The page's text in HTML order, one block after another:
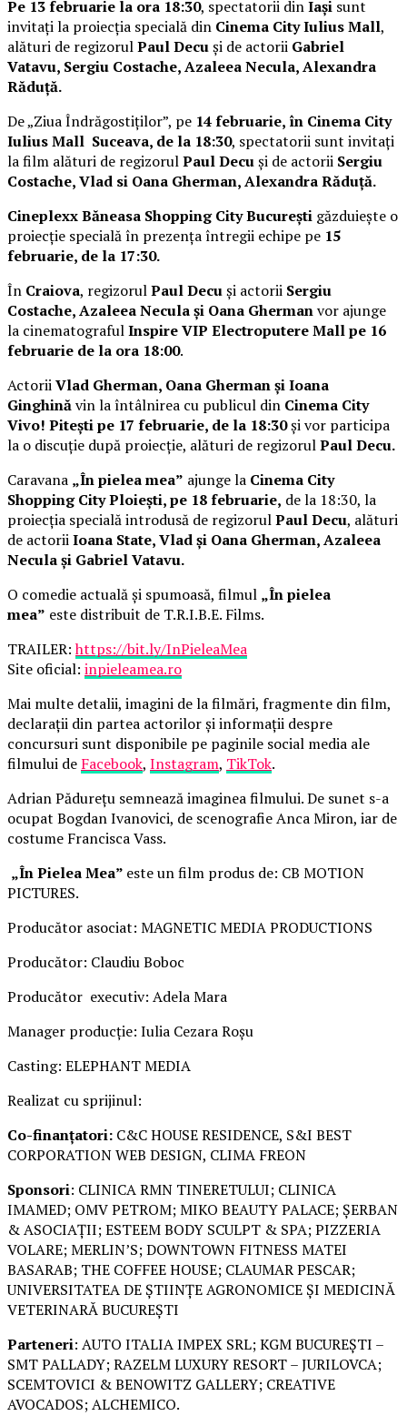
Pe 13 februarie la ora 18:30, spectatorii dinIași sunt
invitați la proiecția specială din Cinema City Iulius Mall,
alături de regizorulPaul Decuși de actorii Gabriel
Vatavu, Sergiu Costache, Azaleea Necula, Alexandra
Răduță.
De „Ziua Îndrăgostiților”, pe 14 februarie, în Cinema City
Iulius Mall Suceava, de la 18:30, spectatorii sunt invitați
la film alături de regizorulPaul Decuși de actorii Sergiu
Costache, Vlad si Oana Gherman, Alexandra Răduță.
Cineplexx Băneasa Shopping City București găzduiește o
proiecție specială în prezența întregii echipe pe 15
februarie, de la 17:30.
În Craiova, regizorulPaul Decuși actorii Sergiu
Costache, Azaleea Necula și Oana Ghermanvor ajunge
la cinematografulInspire VIP Electroputere Mall pe 16
februarie de la ora 18:00.
ActoriiVlad Gherman, Oana Gherman și Ioana
Ginghinăvin la întâlnirea cu publicul din Cinema City
Vivo! Pitești pe 17 februarie, de la 18:30și vor participa
la o discuție după proiecție, alături de regizorulPaul Decu.
Caravana „În pielea mea” ajunge la Cinema City
Shopping City Ploiești, pe 18 februarie, de la 18:30, la
proiecția specială introdusă de regizorulPaul Decu, alături
de actoriiIoana State, Vlad și Oana Gherman, Azaleea
Necula și Gabriel Vatavu.
O comedie actuală și spumoasă, filmul „În pielea
mea” este distribuit de T.R.I.B.E. Films.
TRAILER:https://bit.ly/InPieleaMea
Site oficial: inpieleamea.ro
Mai multe detalii, imagini de la filmări, fragmente din film,
declarații din partea actorilor și informații despre
concursuri sunt disponibile pe paginile social media ale
filmului de Facebook, Instagram, TikTok.
Adrian Pădurețu semnează imaginea filmului. De sunet s-a
ocupat Bogdan Ivanovici, de scenografie Anca Miron, iar de
costume Francisca Vass.
„În Pielea Mea” este un film produs de: CB MOTION
PICTURES.
Producător asociat: MAGNETIC MEDIA PRODUCTIONS
Producător: Claudiu Boboc
Producător executiv: Adela Mara
Manager producție: Iulia Cezara Roșu
Casting: ELEPHANT MEDIA
Realizat cu sprijinul:
Co-finanțatori: C&C HOUSE RESIDENCE, S&I BEST
CORPORATION WEB DESIGN, CLIMA FREON
Sponsori: CLINICA RMN TINERETULUI; CLINICA
IMAMED; OMV PETROM; MIKO BEAUTY PALACE; ȘERBAN
& ASOCIAȚII; ESTEEM BODY SCULPT & SPA; PIZZERIA
VOLARE; MERLIN’S; DOWNTOWN FITNESS MATEI
BASARAB; THE COFFEE HOUSE; CLAUMAR PESCAR;
UNIVERSITATEA DE ȘTIINȚE AGRONOMICE ȘI MEDICINĂ
VETERINARĂ BUCUREȘTI
Parteneri: AUTO ITALIA IMPEX SRL; KGM BUCUREȘTI –
SMT PALLADY; RAZELM LUXURY RESORT – JURILOVCA;
SCEMTOVICI & BENOWITZ GALLERY; CREATIVE
AVOCADOS; ALCHEMICO.